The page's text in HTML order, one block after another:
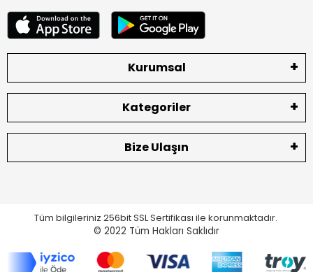
Kurumsal
Kategoriler
Bize Ulaşın
Tüm bilgileriniz 256bit SSL Sertifikası ile korunmaktadır.
© 2022 Tüm Hakları Saklıdır